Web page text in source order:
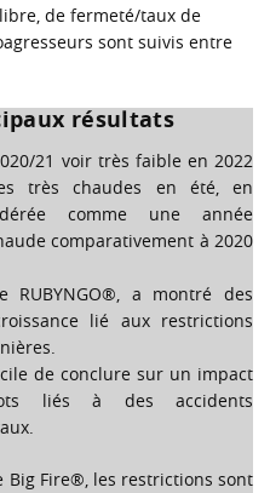
de fermeté/taux de
sont suivis entre
résultats
21 voir très faible en 2022
très chaudes en été, en
comme une année
comparativement à 2020
RUBYNGO®, a montré des
lié aux restrictions
de conclure sur un impact
liés à des accidents
Big Fire®, les restrictions sont